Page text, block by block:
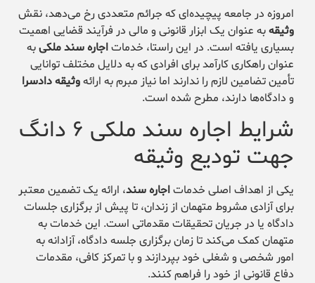
امروزه در جامعه پیچیده‌ای که جرائم متعددی رخ می‌دهد، نقش
وثیقهبه عنوان یک ابزار قانونی و مالی در فرآیند قضایی اهمیت
بسیاری یافته است. در این راستا، خدماتاجاره سند ملکیبه
عنوان راهکاری کارآمد برای افرادی که به دلایل مختلف توانایی
تأمین تضامین لازم را ندارند اما نیاز مبرم به ارائهوثیقه دادسرا
و دادگاه‌ها دارند، مطرح شده است.
شرایط اجاره سند ملکی ۶ دانگ
جهت تودیع وثیقه
یکی از اهداف اصلی خدماتاجاره سند، ارائه یک تضمین معتبر
برای آزادی مشروط متهمان از زندان، تا پیش از برگزاری جلسات
دادگاه یا در جریان تحقیقات مقدماتی است. این خدمات به
متهمان کمک می‌کند تا زمان برگزاری جلسه دادگاه، آزادانه به
امور شخصی و شغلی خود بپردازند و با تمرکز کافی، مقدمات
دفاع قانونی از خود را فراهم کنند.